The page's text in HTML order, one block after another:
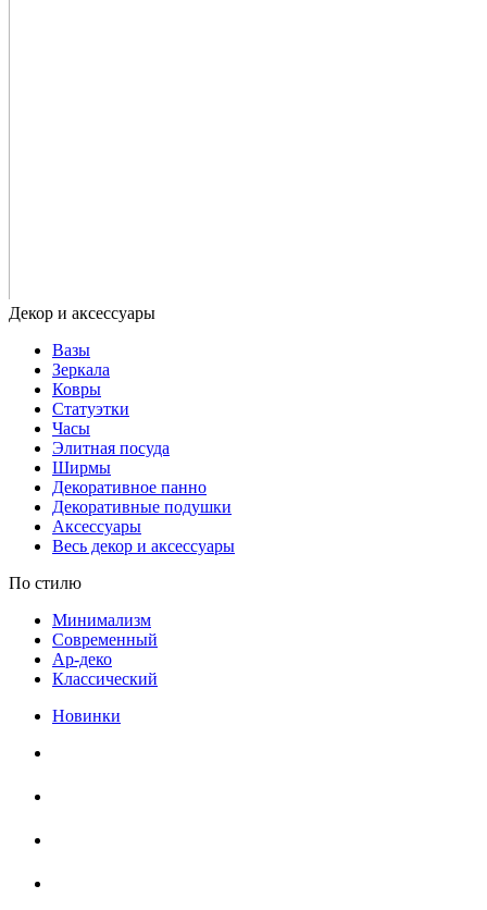
Вазы
Зеркала
Ковры
Статуэтки
Часы
Элитная посуда
Ширмы
Декоративное панно
Декоративные подушки
Аксессуары